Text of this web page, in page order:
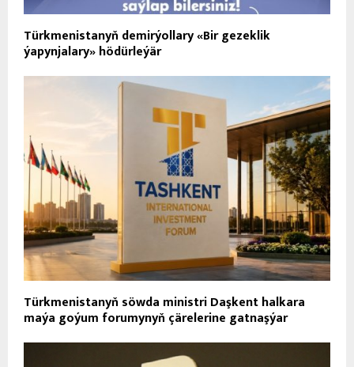
Türkmenistanyň demirýollary «Bir gezeklik
ýapynjalary» hödürleýär
Türkmenistanyň söwda ministri Daşkent halkara
maýa goýum forumynyň çärelerine gatnaşýar